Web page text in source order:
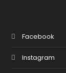
Facebook
Instagram